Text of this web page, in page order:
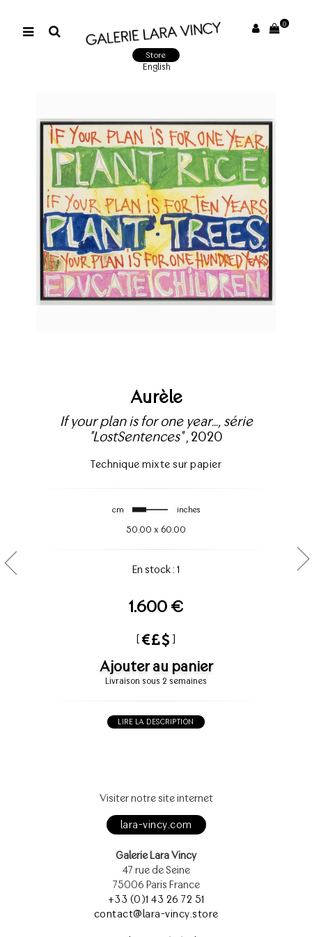
0
Store
English
Aurèle
If your plan is for one year..., série
"LostSentences", 2020
Technique mixte sur papier
cm inches
50.00 x 60.00
En stock : 1
1.600 €
[ ]
Ajouter au panier
Livraison sous 2 semaines
LIRE LA DESCRIPTION
Visiter notre site internet
lara-vincy.com
Galerie Lara Vincy
47 rue de Seine
75006 Paris France
+33 (0)1 43 26 72 51
contact@lara-vincy.store